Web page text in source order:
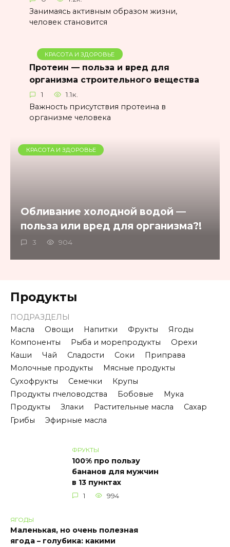
Занимаясь активным образом жизни,
человек становится
КРАСОТА И ЗДОРОВЬЕ
Протеин — польза и вред для
организма строительного вещества
1 1.1к.
Важность присутствия протеина в
организме человека
КРАСОТА И ЗДОРОВЬЕ
Обливание холодной водой —
польза или вред для организма?!
3 904
Продукты
ПОДРАЗДЕЛЫ
Масла
Овощи Напитки Фрукты
Ягоды
Компоненты
Рыба и морепродукты
Орехи
Каши
Чай Сладости Соки
Приправа
Молочные продукты
Мясные продукты
Сухофрукты
Семечки
Крупы
Продукты пчеловодства
Бобовые
Мука
Продукты
Злаки Растительные масла
Сахар
Грибы
Эфирные масла
ФРУКТЫ
100% про пользу
бананов для мужчин
в 13 пунктах
1 994
ЯГОДЫ
Маленькая, но очень полезная
ягода – голубика: какими